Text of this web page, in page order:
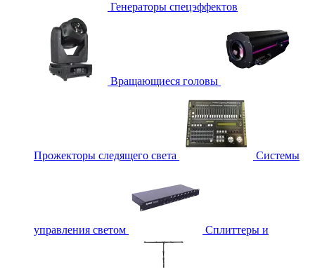
Генераторы спецэффектов
Вращающиеся головы
Прожекторы следящего света Системы
управления светом Сплиттеры и